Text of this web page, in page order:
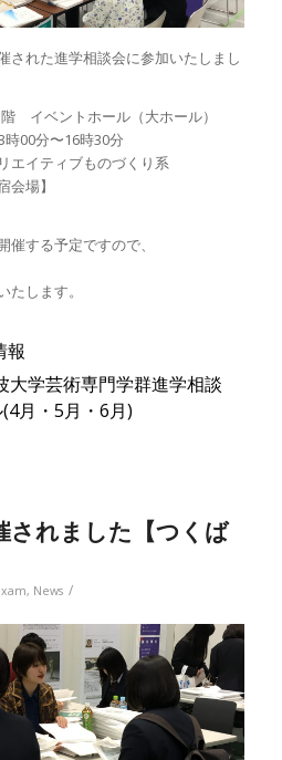
された進学相談会に参加いたしまし
イベントホール（大ホール）
時00分〜16時30分
エイティブものづくり系
場】
する予定ですので、
します。
報
大学芸術専門学群進学相談
月・5月・6月)
されました【つくば
, News /